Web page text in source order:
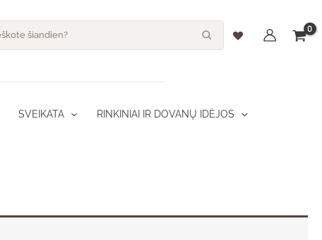
SVEIKATA RINKINIAI IR DOVANŲ IDĖJOS